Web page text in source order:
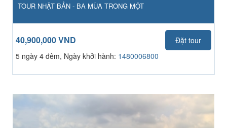
TOUR NHẬT BẢN - BA MÙA TRONG MỘT
40,900,000 VND
Đặt tour
5 ngày 4 đêm, Ngày khởi hành: 1480006800